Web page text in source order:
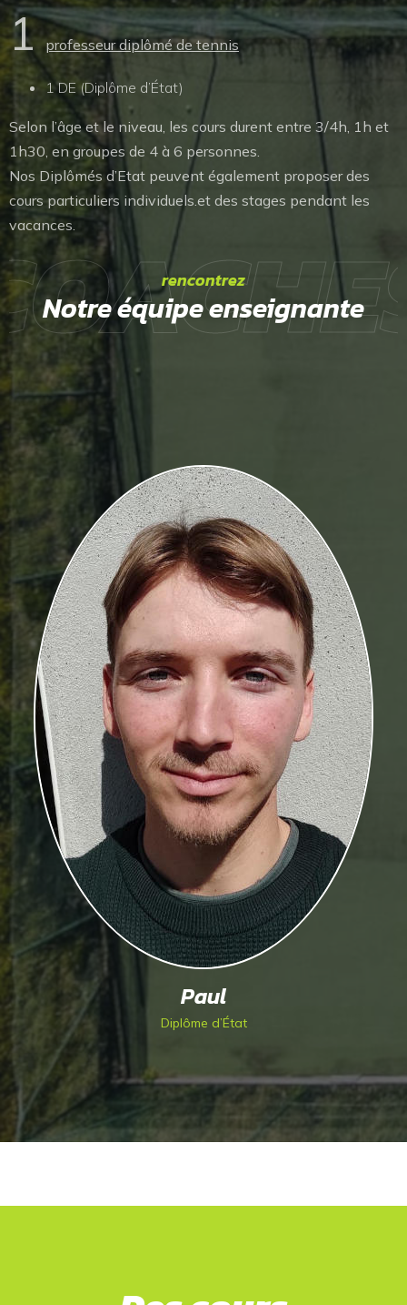
1 professeur diplômé de tennis
1 DE (Diplôme d’État)
Selon l’âge et le niveau, les cours durent entre 3/4h, 1h et
1h30, en groupes de 4 à 6 personnes.
Nos Diplômés d’Etat peuvent également proposer des
cours particuliers individuels.et des stages pendant les
vacances.
rencontrez
Notre équipe enseignante
Paul
Diplôme d’État